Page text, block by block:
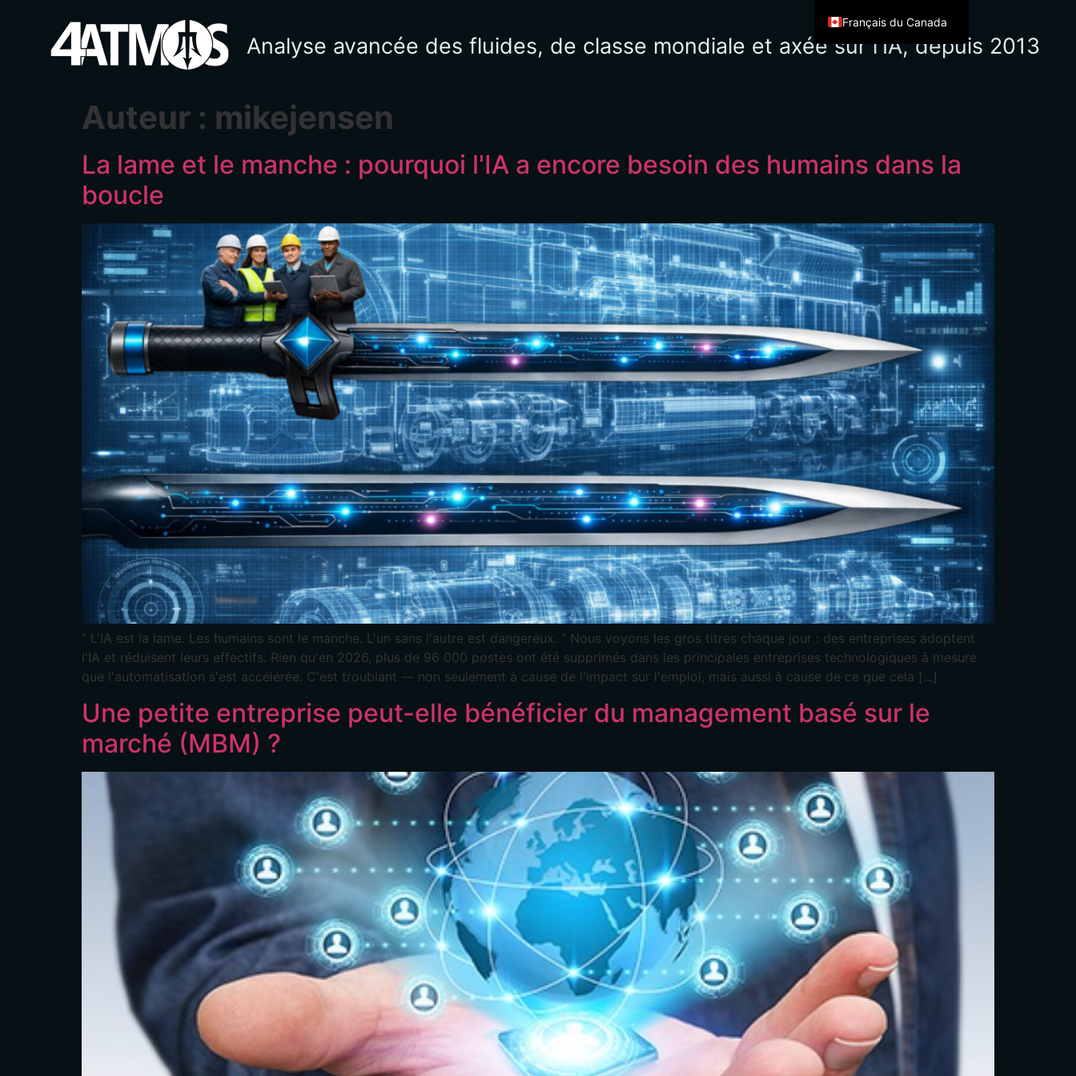
Analyse avancée des fluides, de classe mondiale et axée sur l'IA, depuis 2013
Auteur : mikejensen
La lame et le manche : pourquoi l'IA a encore besoin des humains dans la
boucle
“ L'IA est la lame. Les humains sont le manche. L'un sans l'autre est dangereux. ” Nous voyons les gros titres chaque jour : des entreprises adoptent
l'IA et réduisent leurs effectifs. Rien qu'en 2026, plus de 96 000 postes ont été supprimés dans les principales entreprises technologiques à mesure
que l'automatisation s'est accélérée. C'est troublant — non seulement à cause de l'impact sur l'emploi, mais aussi à cause de ce que cela [...]
Une petite entreprise peut-elle bénéficier du management basé sur le
marché (MBM) ?
Français du Canada
English
简体中文
繁體中文
हिन्दी
Irish
Ελληνικά
Bahasa Indonesia
Bahasa Melayu
Sicilian
日本語
Español